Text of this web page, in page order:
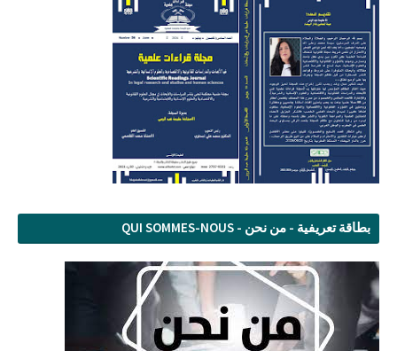
بطاقة تعريفية - من نحن - QUI SOMMES-NOUS